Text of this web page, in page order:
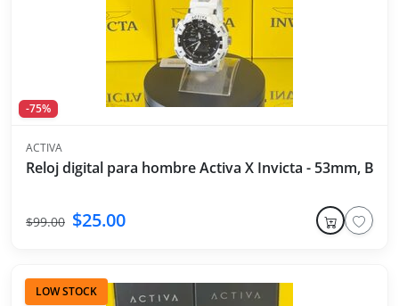
-75%
ACTIVA
Reloj digital para hombre Activa X Invicta - 53mm,
$99.00 $25.00
LOW STOCK